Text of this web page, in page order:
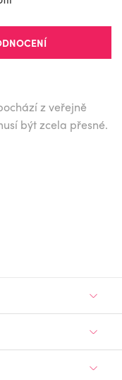
z veřejně
být zcela přesné.